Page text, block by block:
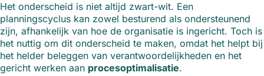
Het onderscheid is niet altijd zwart-wit. Een
planningscyclus kan zowel besturend als ondersteunend
zijn, afhankelijk van hoe de organisatie is ingericht. Toch is
het nuttig om dit onderscheid te maken, omdat het helpt bij
het helder beleggen van verantwoordelijkheden en het
gericht werken aan procesoptimalisatie.